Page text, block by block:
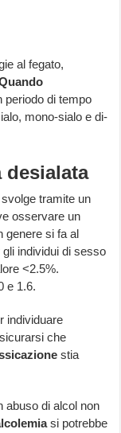
al fegato,
periodo di tempo
mono-sialo e di-
desialata
tramite un
osservare un
genere si fa al
individui di sesso
<2.5%.
e 1.6.
individuare
che
stia
abuso di alcol non
si potrebbe